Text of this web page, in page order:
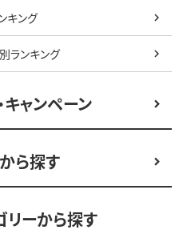
キング
ランキング
キャンペーン
ら探す
リーから探す